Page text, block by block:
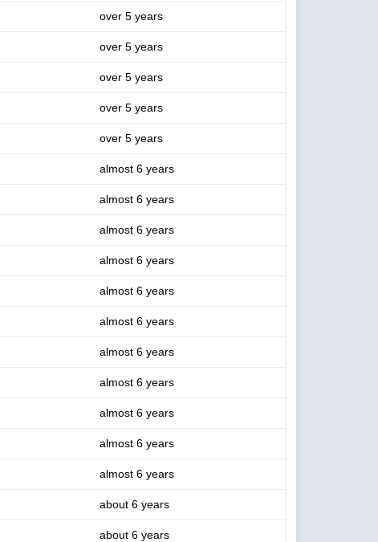
over 5 years
over 5 years
over 5 years
over 5 years
over 5 years
almost 6 years
almost 6 years
almost 6 years
almost 6 years
almost 6 years
almost 6 years
almost 6 years
almost 6 years
almost 6 years
almost 6 years
almost 6 years
about 6 years
about 6 years